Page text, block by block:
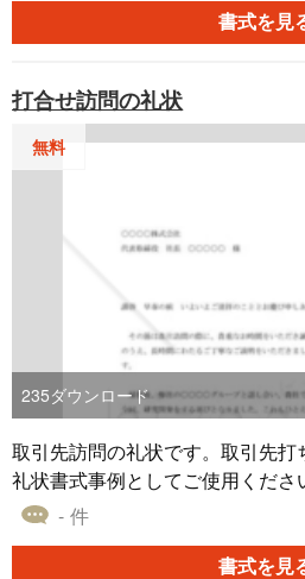
書式を見
打合せ訪問の礼状
無料
235ダウンロード
取引先訪問の礼状です。取引先
礼状書式事例としてご使用くださ
- 件
書式を見